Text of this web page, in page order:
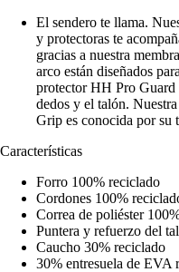
El sendero te llama.
y protectoras te
gracias a nuestra
arco están diseñados
protector HH Pro Guard
dedos y el talón.
Grip es conocida por su
Características
Forro 100% reciclado
Cordones 100%
Correa de poliéster
Puntera y refuerzo del
Caucho 30% reciclado
30% entresuela de EVA